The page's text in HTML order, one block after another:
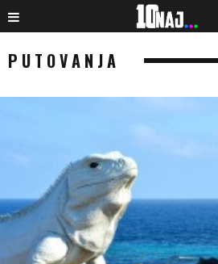
PUTOVANJA